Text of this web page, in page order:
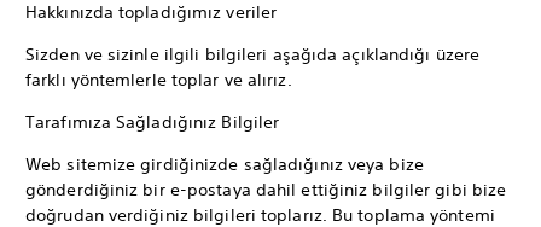
Hakkınızda topladığımız veriler
Sizden ve sizinle ilgili bilgileri aşağıda açıklandığı üzere
farklı yöntemlerle toplar ve alırız.
Tarafımıza Sağladığınız Bilgiler
Web sitemize girdiğinizde sağladığınız veya bize
gönderdiğiniz bir e-postaya dahil ettiğiniz bilgiler gibi bize
doğrudan verdiğiniz bilgileri toplarız. Bu toplama yöntemi